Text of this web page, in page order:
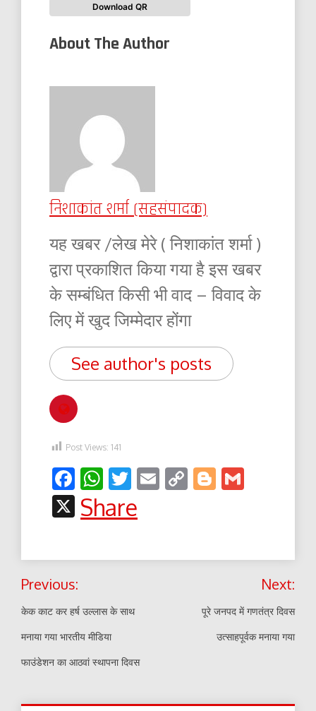
Download QR
About The Author
निशाकांत शर्मा (सहसंपादक)
यह खबर /लेख मेरे ( निशाकांत शर्मा )
द्वारा प्रकाशित किया गया है इस खबर
के सम्बंधित किसी भी वाद – विवाद के
लिए में खुद जिम्मेदार होंगा
See author's posts
Post Views: 141
Facebook
WhatsApp
Twitter
EmailCopyBlogger
X
Share
Post
navigation
Previous:
केक काट कर हर्ष उल्लास के साथ
मनाया गया भारतीय मीडिया
फाउंडेशन का आठवां स्थापना दिवस
Next:
पूरे जनपद में गणतंत्र दिवस
उत्साहपूर्वक मनाया गया